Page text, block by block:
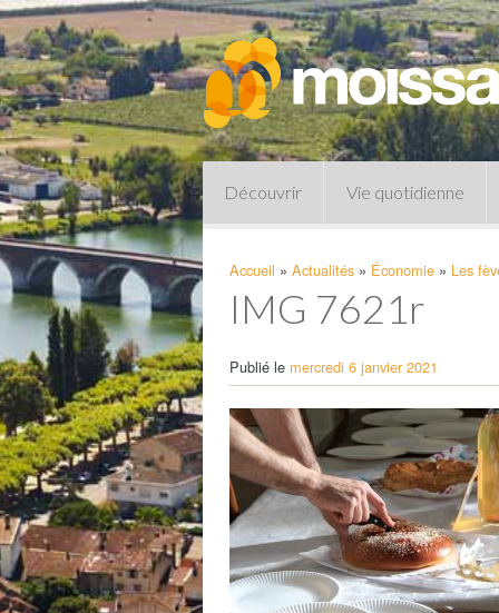
Découvrir Vie quotidienne
Pharmacies de garde
Petite Enfance – Crèche
Écoles
Centre de loisirs
Collèges et lycées
Le service AED-AESH
Accueil » Actualités » Économie » Les
IMG 7621r
Publié le mercredi 6 janvier 2021